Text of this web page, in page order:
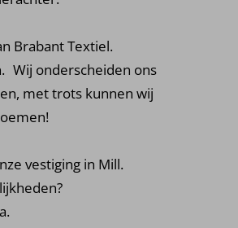
Brabant Textiel.
Wij onderscheiden ons
met trots kunnen wij
vestiging in Mill.